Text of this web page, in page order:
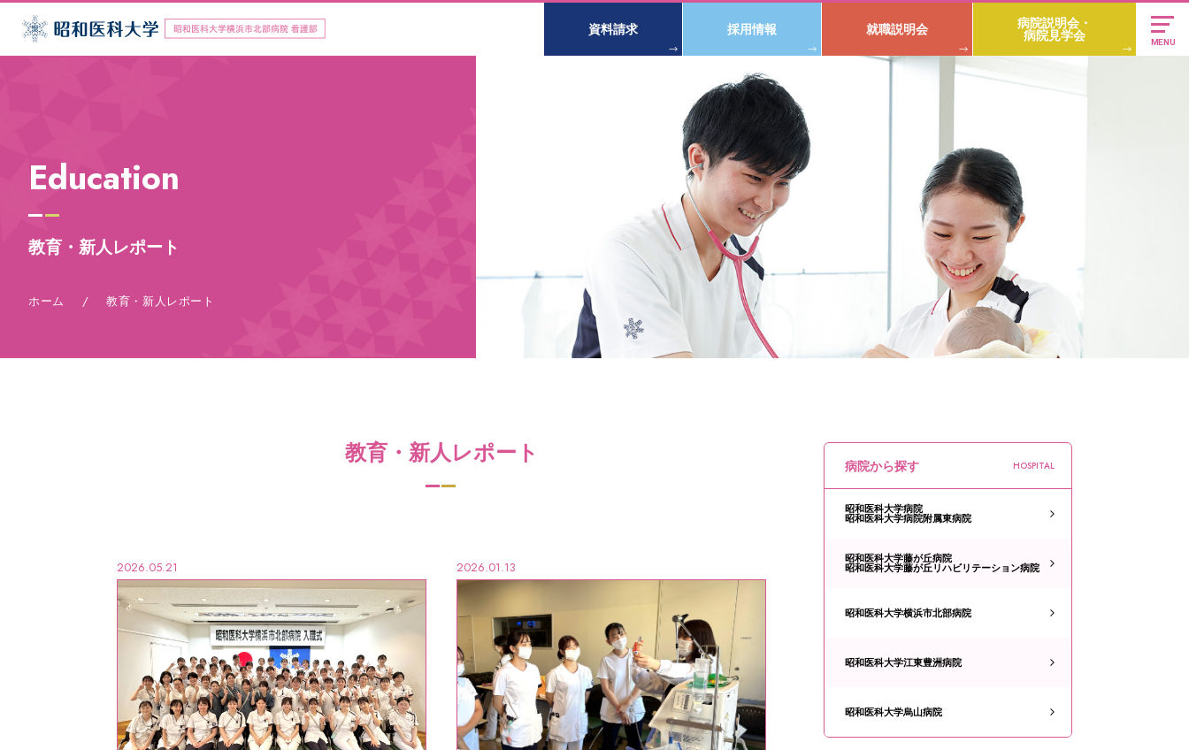
資料請求 採用情報 就職説明会
病院説明会・
病院見学会
MENU
Education
教育・新人レポート
ホーム / 教育・新人レポート
教育・新人レポート
2026.05.21 2026.01.13
病院から探す HOSPITAL
昭和医科大学病院
昭和医科大学病院附属東病院
昭和医科大学藤が丘病院
昭和医科大学藤が丘リハビリテーション病院
昭和医科大学横浜市北部病院
昭和医科大学江東豊洲病院
昭和医科大学烏山病院